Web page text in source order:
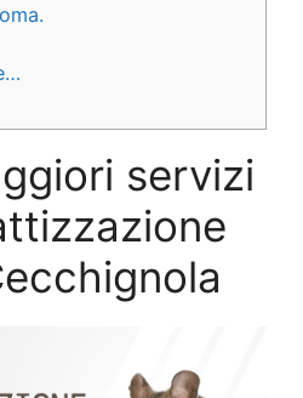
servizi